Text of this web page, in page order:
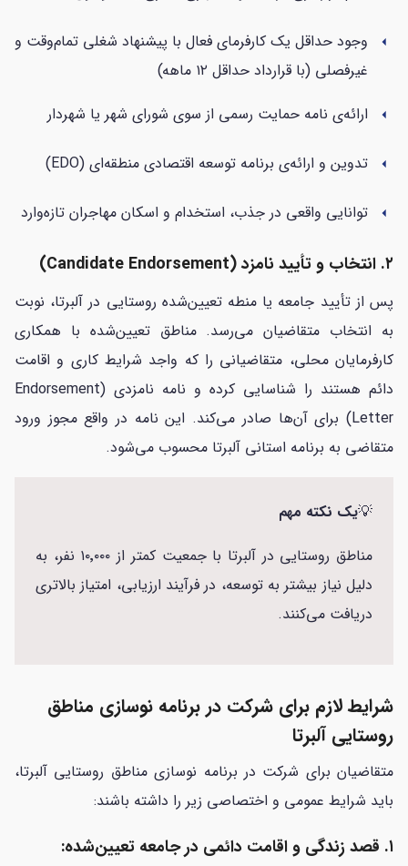
arrow_left
وجود حداقل یک کارفرمای فعال با پیشنهاد شغلی تمام‌وقت و
غیرفصلی (با قرارداد حداقل ۱۲ ماهه)
arrow_left ارائه‌ی نامه حمایت رسمی از سوی شورای شهر یا شهردار
arrow_left تدوین و ارائه‌ی برنامه توسعه اقتصادی منطقه‌ای (EDO)
arrow_left توانایی واقعی در جذب، استخدام و اسکان مهاجران تازه‌وارد
۲. انتخاب و تأیید نامزد (Candidate Endorsement)
پس از تأیید جامعه یا منطه تعیین‌شده روستایی در آلبرتا، نوبت
به انتخاب متقاضیان می‌رسد. مناطق تعیین‌شده با همکاری
کارفرمایان محلی، متقاضیانی را که واجد شرایط کاری و اقامت
دائم هستند را شناسایی کرده و نامه نامزدی (Endorsement
Letter) برای آن‌ها صادر می‌کند. این نامه در واقع مجوز ورود
متقاضی به برنامه استانی آلبرتا محسوب می‌شود.
💡یک نکته مهم
مناطق روستایی در آلبرتا با جمعیت کمتر از ۱۰٬۰۰۰ نفر، به
دلیل نیاز بیشتر به توسعه، در فرآیند ارزیابی، امتیاز بالاتری
دریافت می‌کنند.
شرایط لازم برای شرکت در برنامه نوسازی مناطق
روستایی آلبرتا
متقاضیان برای شرکت در برنامه نوسازی مناطق روستایی آلبرتا،
باید شرایط عمومی و اختصاصی زیر را داشته باشند:
۱. قصد زندگی و اقامت دائمی در جامعه تعیین‌شده: